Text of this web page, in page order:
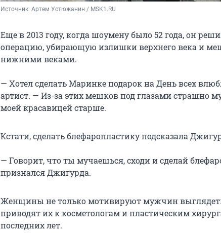
Источник: Артем Устюжанин / MSK1.RU
Еще в 2013 году, когда шоумену было 52 года, он
операцию, убирающую излишки верхнего века и
нижними веками.
— Хотел сделать Маринке подарок на День всех
артист. — Из-за этих мешков под глазами страшно
моей красавицей старше.
Кстати, сделать блефаропластику подсказала
— Говорит, что ты мучаешься, сходи и сделай
признался Джигурда.
Женщины не только мотивируют мужчин
приводят их к косметологам и пластическим
последних лет.